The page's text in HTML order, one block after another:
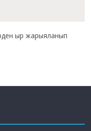
ыр жарыяланып